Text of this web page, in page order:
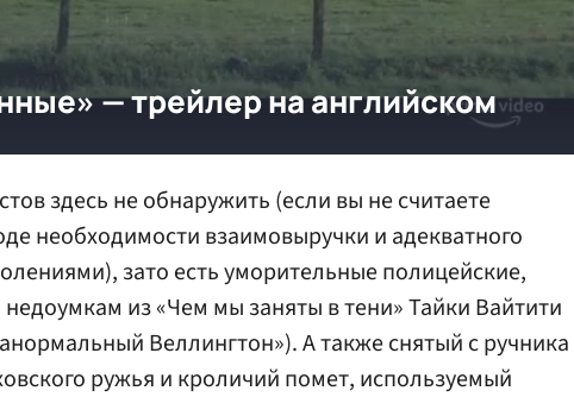
здесь не обнаружить (если вы не считаете
необходимости взаимовыручки и адекватного
зато есть уморительные полицейские,
из «Чем мы заняты в тени» Тайки Вайтити
Веллингтон»). А также снятый с ручника
ружья и кроличий помет, используемый